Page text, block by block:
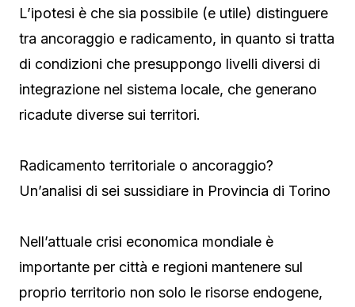
L’ipotesi è che sia possibile (e utile) distinguere
tra ancoraggio e radicamento, in quanto si tratta
di condizioni che presuppongo livelli diversi di
integrazione nel sistema locale, che generano
ricadute diverse sui territori.
Radicamento territoriale o ancoraggio?
Un’analisi di sei sussidiare in Provincia di Torino
Nell’attuale crisi economica mondiale è
importante per città e regioni mantenere sul
proprio territorio non solo le risorse endogene,